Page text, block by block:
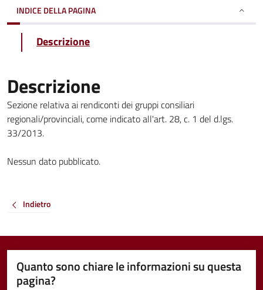
INDICE DELLA PAGINA
Descrizione
Descrizione
Sezione relativa ai rendiconti dei gruppi consiliari
regionali/provinciali, come indicato all'art. 28, c. 1 del d.lgs.
33/2013.
Nessun dato pubblicato.
Indietro
Quanto sono chiare le informazioni su questa
pagina?